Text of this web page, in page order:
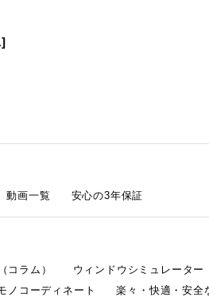
動画一覧 安心の3年保証
コラム） ウィンドウシミュレーター
ノコーディネート 楽々・快適・安全